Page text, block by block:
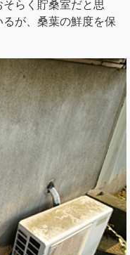
らく貯桑室だと思
が、桑葉の鮮度を保